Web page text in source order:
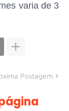
varia de 3
Postagem